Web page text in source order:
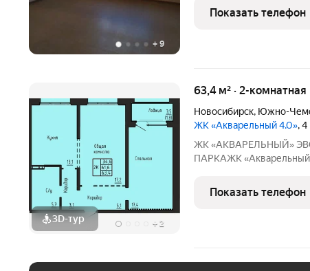
+ 9
пoзволят вaм
кваpтиpe выполнeн
Показать телефон
3D-тур + 2
63,4 м² · 2-
Новосибирск, Южно-
ЖК «Акварельный 4.0»,
ЖК «АКВАРЕЛЬНЫЙ» ЭВОЛЮЦИЯ ВАШЕГО КОМФОРТА У
ПАРКАЖК «Акварельный» это новый стандарт
точность конструкций,
расположение в
Показать телефон